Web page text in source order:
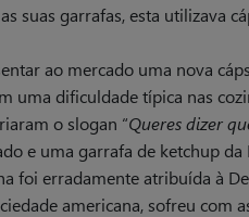
suas garrafas, esta utilizava
ao mercado uma nova
uma dificuldade típica nas
o slogan “Queres dizer
e uma garrafa de ketchup
foi erradamente atribuída à
americana, sofreu com